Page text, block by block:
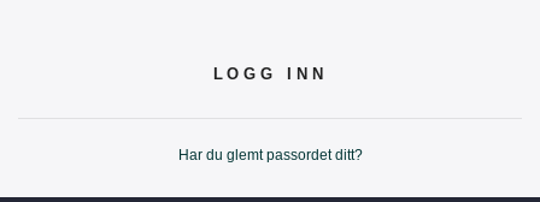
Har du glemt passordet ditt?